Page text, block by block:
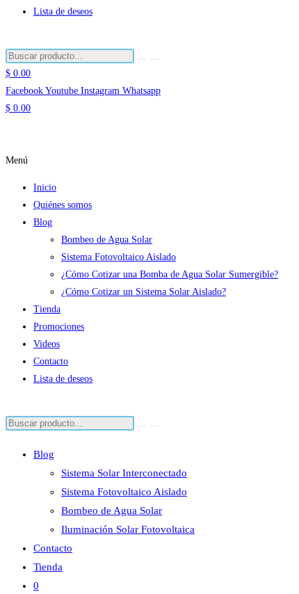
Lista de deseos
$ 0.00
Facebook Youtube Instagram Whatsapp
$ 0.00
Menú
Inicio
Quiénes somos
Blog
Bombeo de Agua Solar
Sistema Fotovoltaico Aislado
¿Cómo Cotizar una Bomba de Agua Solar Sumergible?
¿Cómo Cotizar un Sistema Solar Aislado?
Tienda
Promociones
Videos
Contacto
Lista de deseos
Blog
Sistema Solar Interconectado
Sistema Fotovoltaico Aislado
Bombeo de Agua Solar
Iluminación Solar Fotovoltaica
Contacto
Tienda
0